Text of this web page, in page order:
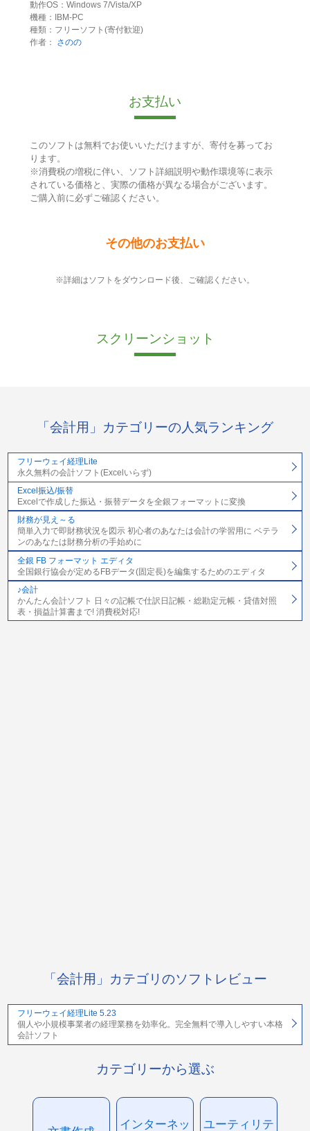
動作OS：Windows 7/Vista/XP
機種：IBM-PC
種類：フリーソフト(寄付歓迎)
作者：
さのの
お支払い
このソフトは無料でお使いいただけますが、寄付を募ってお
ります。
※消費税の増税に伴い、ソフト詳細説明や動作環境等に表示
されている価格と、実際の価格が異なる場合がございます。
ご購入前に必ずご確認ください。
その他のお支払い
※詳細はソフトをダウンロード後、ご確認ください。
スクリーンショット
「会計用」カテゴリーの人気ランキング
フリーウェイ経理Lite
永久無料の会計ソフト(Excelいらず)
Excel振込/振替
Excelで作成した振込・振替データを全銀フォーマットに変換
財務が見え～る
簡単入力で即財務状況を図示 初心者のあなたは会計の学習用に ベテラ
ンのあなたは財務分析の手始めに
全銀 FB フォーマット エディタ
全国銀行協会が定めるFBデータ(固定長)を編集するためのエディタ
♪会計
かんたん会計ソフト 日々の記帳で仕訳日記帳・総勘定元帳・貸借対照
表・損益計算書まで! 消費税対応!
「会計用」カテゴリのソフトレビュー
フリーウェイ経理Lite 5.23
個人や小規模事業者の経理業務を効率化。完全無料で導入しやすい本格
会計ソフト
カテゴリーから選ぶ
インターネッ
ユーティリテ